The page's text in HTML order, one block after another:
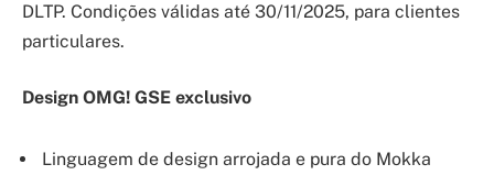
DLTP. Condições válidas até 30/11/2025, para clientes
particulares.
Design OMG! GSE exclusivo
Linguagem de design arrojada e pura do Mokka